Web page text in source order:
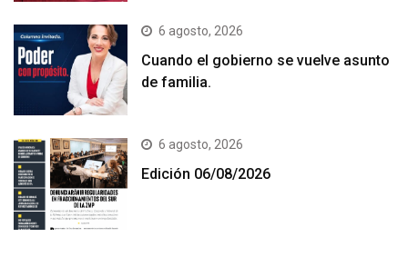
6 agosto, 2026
Cuando el gobierno se vuelve asunto
de familia.
6 agosto, 2026
Edición 06/08/2026